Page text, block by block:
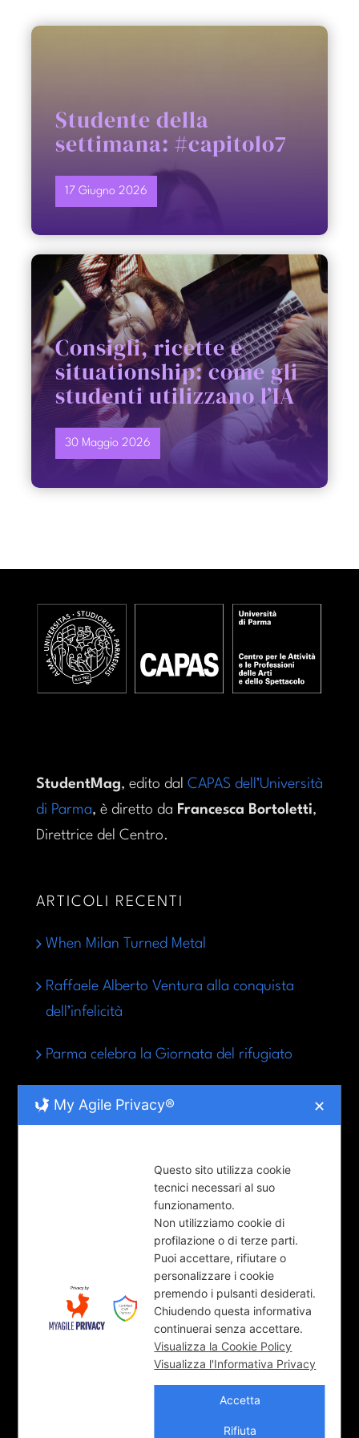
Studente della
settimana: #capitolo7
17 Giugno 2026
Consigli, ricette e
situationship: come gli
studenti utilizzano l’IA
30 Maggio 2026
StudentMag, edito dal CAPAS dell’Università
di Parma, è diretto da Francesca Bortoletti,
Direttrice del Centro.
ARTICOLI RECENTI
When Milan Turned Metal
Raffaele Alberto Ventura alla conquista
dell’infelicità
Parma celebra la Giornata del rifugiato
LE RUBRICHE
LUNGO-Parma (36)
POV – Point of View (18)
SPOTLIGHT (1)
SPOTLIGHT ONLY (1)
My Agile Privacy® ✕
Questo sito utilizza cookie
tecnici necessari al suo
funzionamento.
Non utilizziamo cookie di
profilazione o di terze parti.
Puoi accettare, rifiutare o
personalizzare i cookie
premendo i pulsanti desiderati.
Chiudendo questa informativa
continuerai senza accettare.
Visualizza la Cookie Policy
Visualizza l'Informativa Privacy
Accetta
Rifiuta